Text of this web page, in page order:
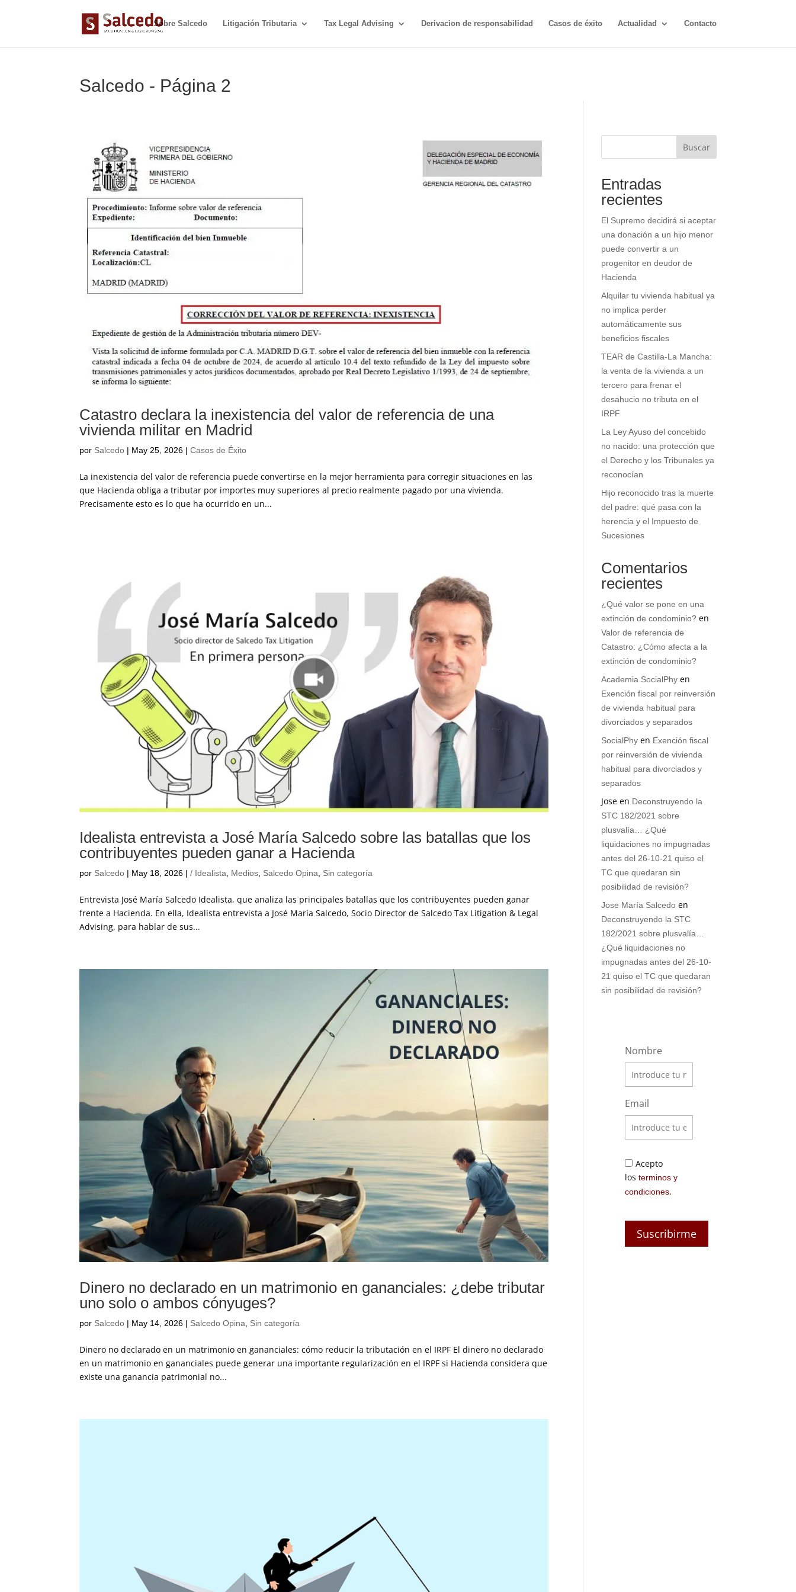
Sobre Salcedo Litigación Tributaria Tax Legal Advising Derivacion de responsabilidad Casos de éxito Actualidad Contacto
Salcedo - Página 2
Catastro declara la inexistencia del valor de referencia de una
vivienda militar en Madrid
por Salcedo | May 25, 2026 |Casos de Éxito
La inexistencia del valor de referencia puede convertirse en la mejor herramienta para corregir situaciones en las
que Hacienda obliga a tributar por importes muy superiores al precio realmente pagado por una vivienda.
Precisamente esto es lo que ha ocurrido en un...
Idealista entrevista a José María Salcedo sobre las batallas que los
contribuyentes pueden ganar a Hacienda
por Salcedo | May 18, 2026 |/ Idealista Medios Salcedo Opina Sin categoría
Entrevista José María Salcedo Idealista, que analiza las principales batallas que los contribuyentes pueden ganar
frente a Hacienda. En ella, Idealista entrevista a José María Salcedo, Socio Director de Salcedo Tax Litigation & Legal
Advising, para hablar de sus...
Dinero no declarado en un matrimonio en gananciales: ¿debe tributar
uno solo o ambos cónyuges?
por Salcedo | May 14, 2026 | Salcedo Opina Sin categoría
Dinero no declarado en un matrimonio en gananciales: cómo reducir la tributación en el IRPF El dinero no declarado
en un matrimonio en gananciales puede generar una importante regularización en el IRPF si Hacienda considera que
existe una ganancia patrimonial no...
Buscar
Entradas
recientes
El Supremo decidirá si aceptar
una donación a un hijo menor
puede convertir a un
progenitor en deudor de
Hacienda
Alquilar tu vivienda habitual ya
no implica perder
automáticamente sus
beneficios fiscales
TEAR de Castilla-La Mancha:
la venta de la vivienda a un
tercero para frenar el
desahucio no tributa en el
IRPF
La Ley Ayuso del concebido
no nacido: una protección que
el Derecho y los Tribunales ya
reconocían
Hijo reconocido tras la muerte
del padre: qué pasa con la
herencia y el Impuesto de
Sucesiones
Comentarios
recientes
¿Qué valor se pone en una
extinción de condominio? en
Valor de referencia de
Catastro: ¿Cómo afecta a la
extinción de condominio?
Academia SocialPhy en
Exención fiscal por reinversión
de vivienda habitual para
divorciados y separados
SocialPhy en Exención fiscal
por reinversión de vivienda
habitual para divorciados y
separados
Jose en Deconstruyendo la
STC 182/2021 sobre
plusvalía… ¿Qué
liquidaciones no impugnadas
antes del 26-10-21 quiso el
TC que quedaran sin
posibilidad de revisión?
Jose María Salcedo en
Deconstruyendo la STC
182/2021 sobre plusvalía…
¿Qué liquidaciones no
impugnadas antes del 26-10-
21 quiso el TC que quedaran
sin posibilidad de revisión?
Nombre
Email
Acepto
losterminos y
condiciones.